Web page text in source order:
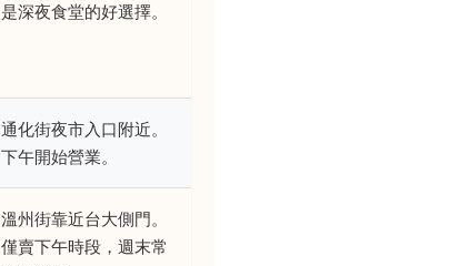
是深夜食堂的好選擇。
通化街夜市入口附近。
下午開始營業。
溫州街靠近台大側門。
僅賣下午時段，週末常